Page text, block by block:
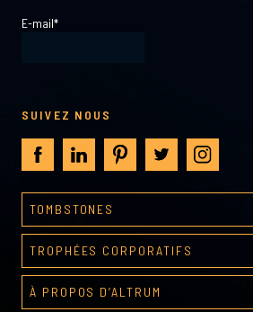
TOMBSTONES
Processus de création
Galerie tombstones
TROPHÉES CORPORATIFS
Galerie de récompenses
À PROPOS D’ALTRUM
E-mail*
SUIVEZ NOUS